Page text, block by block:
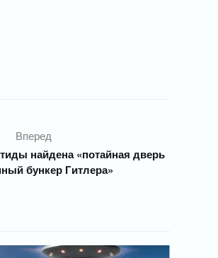
Вперед
найдена «потайная дверь
бункер Гитлера»